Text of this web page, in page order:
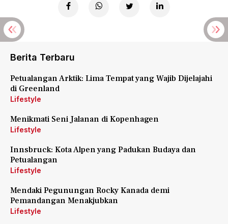
Berita Terbaru
Petualangan Arktik: Lima Tempat yang Wajib Dijelajahi
di Greenland
Lifestyle
Menikmati Seni Jalanan di Kopenhagen
Lifestyle
Innsbruck: Kota Alpen yang Padukan Budaya dan
Petualangan
Lifestyle
Mendaki Pegunungan Rocky Kanada demi
Pemandangan Menakjubkan
Lifestyle